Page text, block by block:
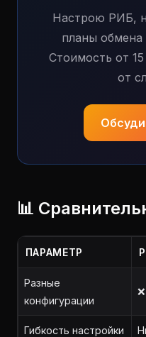
Настрою РИБ,
планы обмена
Стоимость от
от
📊
ПАРАМЕТР
Разные
конфигурации
❌
Гибкость настройки